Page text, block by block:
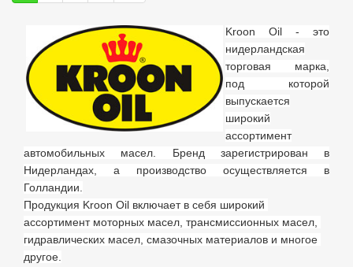
Kroon Oil - это
нидерландская
торговая марка,
под которой
выпускается
широкий
ассортимент
автомобильных масел. Бренд зарегистрирован в
Нидерландах, а производство осуществляется в
Голландии.
Продукция Kroon Oil включает в себя широкий
ассортимент моторных масел, трансмиссионных масел,
гидравлических масел, смазочных материалов и многое
другое.